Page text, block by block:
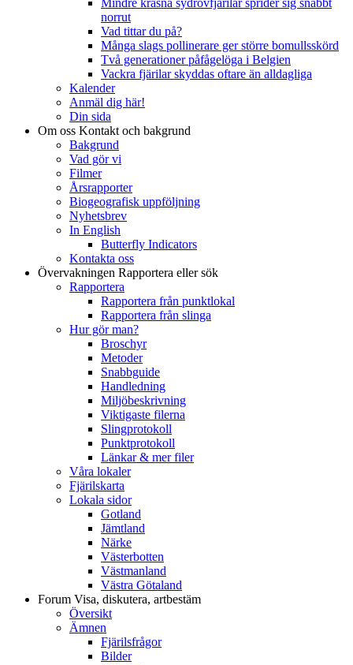
norrut
Vad tittar du på?
Många slags pollinerare ger större bomullsskörd
Två generationer påfågelöga i Belgien
Vackra fjärilar skyddas oftare än alldagliga
Kalender
Anmäl dig här!
Din sida
Om oss Kontakt och bakgrund
Bakgrund
Vad gör vi
Filmer
Årsrapporter
Biogeografisk uppföljning
Nyhetsbrev
In English
Butterfly Indicators
Kontakta oss
Övervakningen Rapportera eller sök
Rapportera
Rapportera från punktlokal
Rapportera från slinga
Hur gör man?
Broschyr
Metoder
Snabbguide
Handledning
Miljöbeskrivning
Viktigaste filerna
Slingprotokoll
Punktprotokoll
Länkar & mer filer
Våra lokaler
Fjärilskarta
Lokala sidor
Gotland
Jämtland
Närke
Västerbotten
Västmanland
Västra Götaland
Forum Visa, diskutera, artbestäm
Översikt
Ämnen
Fjärilsfrågor
Bilder